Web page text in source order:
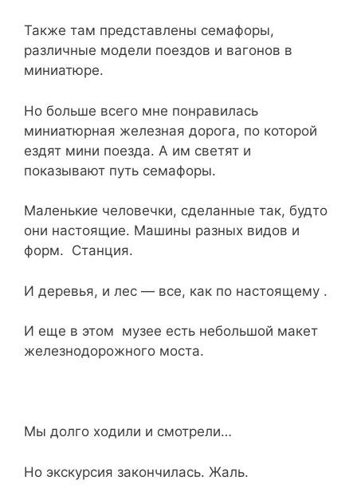
Также там представлены семафоры,
различные модели поездов и вагонов в
миниатюре.
Но больше всего мне понравилась
миниатюрная железная дорога, по которой
ездят мини поезда. А им светят и
показывают путь семафоры.
Маленькие человечки, сделанные так, будто
они настоящие. Машины разных видов и
форм. Станция.
И деревья, и лес — все, как по настоящему .
И еще в этом музее есть небольшой макет
железнодорожного моста.
Мы долго ходили и смотрели…
Но экскурсия закончилась. Жаль.